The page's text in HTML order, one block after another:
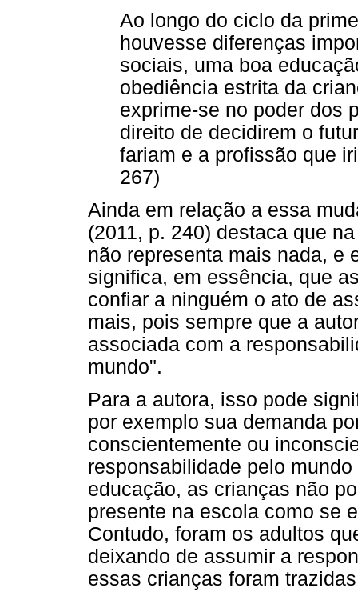
Ao longo do ciclo da
houvesse diferenças
sociais, uma boa
obediência estrita da
exprime-se no poder dos
direito de decidirem o
fariam e a profissão que
267)
Ainda em relação a essa
(2011, p. 240) destaca que
não representa mais nada, e
significa, em essência, que
confiar a ninguém o ato de
mais, pois sempre que a
associada com a
mundo".
Para a autora, isso pode
por exemplo sua demanda
conscientemente ou
responsabilidade pelo
educação, as crianças não
presente na escola como se
Contudo, foram os adultos
deixando de assumir a
essas crianças foram